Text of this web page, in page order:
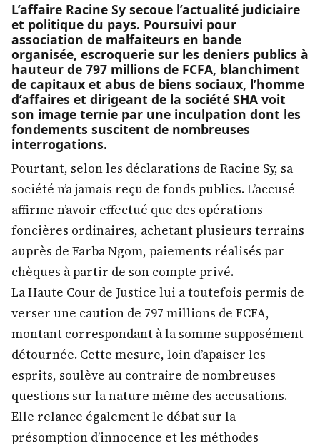
L’affaire Racine Sy secoue l’actualité judiciaire
et politique du pays. Poursuivi pour
association de malfaiteurs en bande
organisée, escroquerie sur les deniers publics à
hauteur de 797 millions de FCFA, blanchiment
de capitaux et abus de biens sociaux, l’homme
d’affaires et dirigeant de la société SHA voit
son image ternie par une inculpation dont les
fondements suscitent de nombreuses
interrogations.
Pourtant, selon les déclarations de Racine Sy, sa
société n’a jamais reçu de fonds publics. L’accusé
affirme n’avoir effectué que des opérations
foncières ordinaires, achetant plusieurs terrains
auprès de Farba Ngom, paiements réalisés par
chèques à partir de son compte privé.
La Haute Cour de Justice lui a toutefois permis de
verser une caution de 797 millions de FCFA,
montant correspondant à la somme supposément
détournée. Cette mesure, loin d’apaiser les
esprits, soulève au contraire de nombreuses
questions sur la nature même des accusations.
Elle relance également le débat sur la
présomption d’innocence et les méthodes